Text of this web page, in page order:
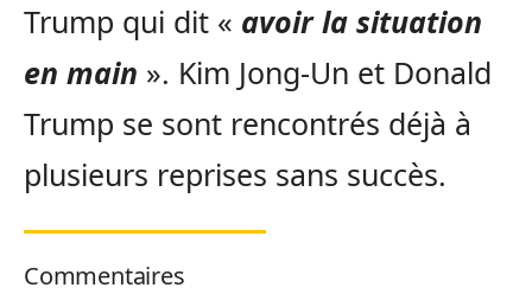
Trump qui dit « avoir la situation
en main ». Kim Jong-Un et Donald
Trump se sont rencontrés déjà à
plusieurs reprises sans succès.
Commentaires